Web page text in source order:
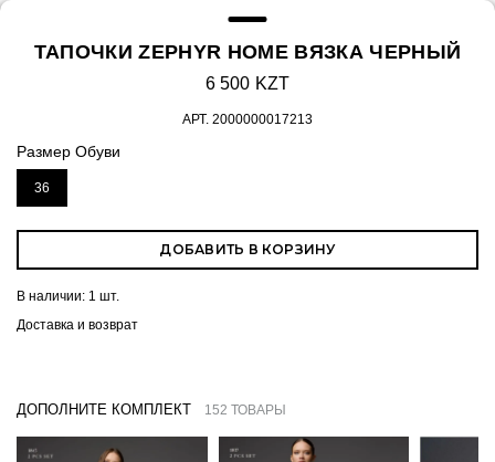
ТАПОЧКИ ZEPHYR HOME ВЯЗКА ЧЕРНЫЙ
6 500 KZT
АРТ. 2000000017213
Размер Обуви
36
ДОБАВИТЬ В КОРЗИНУ
В наличии: 1 шт.
Доставка и возврат
ДОПОЛНИТЕ КОМПЛЕКТ 152 ТОВАРЫ